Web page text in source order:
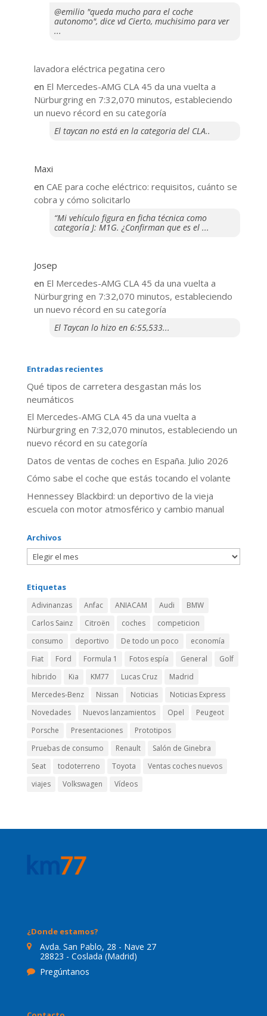
@emilio "queda mucho para el coche
autonomo", dice vd Cierto, muchisimo para ver
...
lavadora eléctrica pegatina cero
en El Mercedes-AMG CLA 45 da una vuelta a
Nürburgring en 7:32,070 minutos, estableciendo
un nuevo récord en su categoría
El taycan no está en la categoria del CLA..
Maxi
en CAE para coche eléctrico: requisitos, cuánto se
cobra y cómo solicitarlo
“Mi vehículo figura en ficha técnica como
categoría J: M1G. ¿Confirman que es el ...
Josep
en El Mercedes-AMG CLA 45 da una vuelta a
Nürburgring en 7:32,070 minutos, estableciendo
un nuevo récord en su categoría
El Taycan lo hizo en 6:55,533...
Entradas recientes
Qué tipos de carretera desgastan más los
neumáticos
El Mercedes-AMG CLA 45 da una vuelta a
Nürburgring en 7:32,070 minutos, estableciendo un
nuevo récord en su categoría
Datos de ventas de coches en España. Julio 2026
​Cómo sabe el coche que estás tocando el volante
Hennessey Blackbird: un deportivo de la vieja
escuela con motor atmosférico y cambio manual
Archivos
Etiquetas
Adivinanzas Anfac ANIACAM Audi
BMW
Carlos Sainz
Citroën coches
competicion
consumo
deportivo De todo un poco
economía
Fiat
Ford Formula 1 Fotos espía General
Golf
hibrido
Kia KM77 Lucas Cruz
Madrid
Mercedes-Benz
Nissan Noticias
Noticias Express
Novedades
Nuevos lanzamientos Opel
Peugeot
Porsche
Presentaciones
Prototipos
Pruebas de consumo
Renault
Salón de Ginebra
Seat
todoterreno Toyota
Ventas coches nuevos
viajes
Volkswagen Vídeos
¿Donde estamos?
Avda. San Pablo, 28 - Nave 27
28823 - Coslada (Madrid)
Pregúntanos